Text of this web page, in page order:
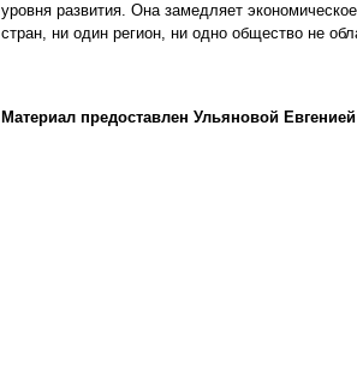
уровня развития. Она замедляет
стран, ни один регион, ни одно общество не
Материал предоставлен Ульяновой